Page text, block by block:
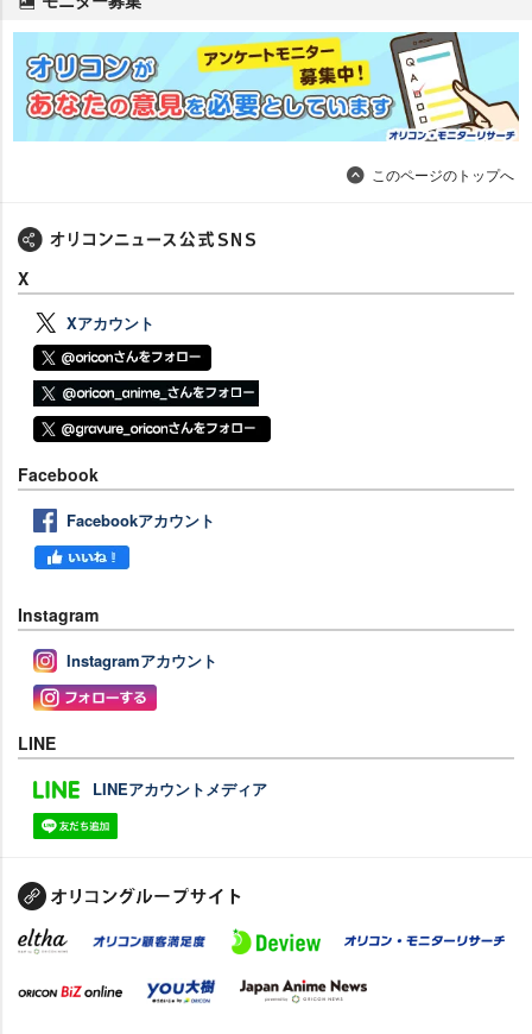
このページのトップへ
X
Xアカウント
Facebook
Facebookアカウント
Instagram
Instagramアカウント
LINE
LINEアカウントメディア